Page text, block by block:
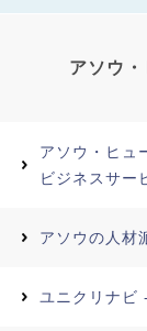
アソウ
アソウ・ヒュ
ビジネスサー
アソウの人材
ユニクリナビ